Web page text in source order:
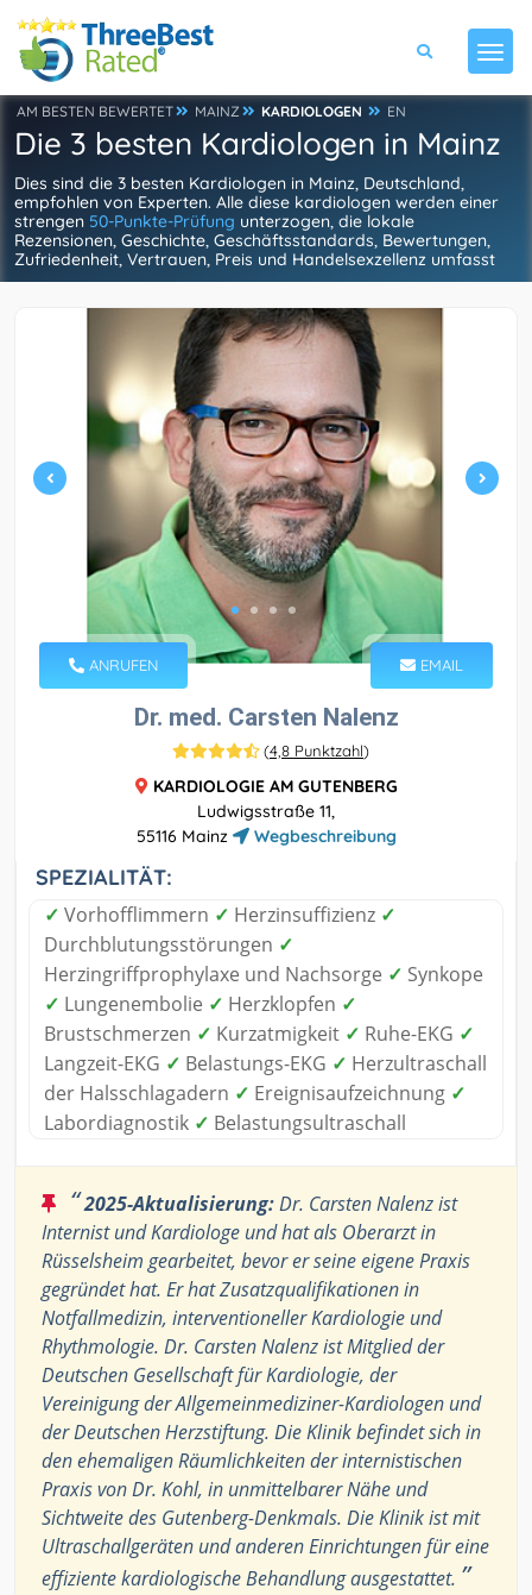
AM BESTEN BEWERTET MAINZ KARDIOLOGEN EN
Die 3 besten Kardiologen in Mainz
Dies sind die 3 besten Kardiologen in Mainz, Deutschland,
empfohlen von Experten. Alle diese kardiologen werden einer
strengen 50-Punkte-Prüfung unterzogen, die lokale
Rezensionen, Geschichte, Geschäftsstandards, Bewertungen,
Zufriedenheit, Vertrauen, Preis und Handelsexzellenz umfasst
ANRUFEN EMAIL
Dr. med. Carsten Nalenz
(4,8 Punktzahl)
KARDIOLOGIE AM GUTENBERG
Ludwigsstraße 11,
55116 Mainz
Wegbeschreibung
SPEZIALITÄT:
✓ Vorhofflimmern ✓ Herzinsuffizienz ✓
Durchblutungsstörungen ✓
Herzingriffprophylaxe und Nachsorge ✓ Synkope
✓ Lungenembolie ✓ Herzklopfen ✓
Brustschmerzen ✓ Kurzatmigkeit ✓ Ruhe-EKG ✓
Langzeit-EKG ✓ Belastungs-EKG ✓ Herzultraschall
der Halsschlagadern ✓ Ereignisaufzeichnung ✓
Labordiagnostik ✓ Belastungsultraschall
“2025-Aktualisierung:Dr. Carsten Nalenz ist
Internist und Kardiologe und hat als Oberarzt in
Rüsselsheim gearbeitet, bevor er seine eigene Praxis
gegründet hat. Er hat Zusatzqualifikationen in
Notfallmedizin, interventioneller Kardiologie und
Rhythmologie. Dr. Carsten Nalenz ist Mitglied der
Deutschen Gesellschaft für Kardiologie, der
Vereinigung der Allgemeinmediziner-Kardiologen und
der Deutschen Herzstiftung. Die Klinik befindet sich in
den ehemaligen Räumlichkeiten der internistischen
Praxis von Dr. Kohl, in unmittelbarer Nähe und
Sichtweite des Gutenberg-Denkmals. Die Klinik ist mit
Ultraschallgeräten und anderen Einrichtungen für eine
effiziente kardiologische Behandlung ausgestattet. ”